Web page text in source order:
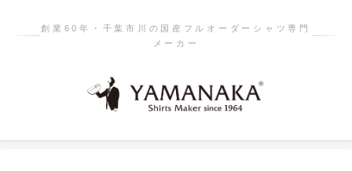
創業60年・千葉市川の国産フルオーダーシャツ専門
メーカー